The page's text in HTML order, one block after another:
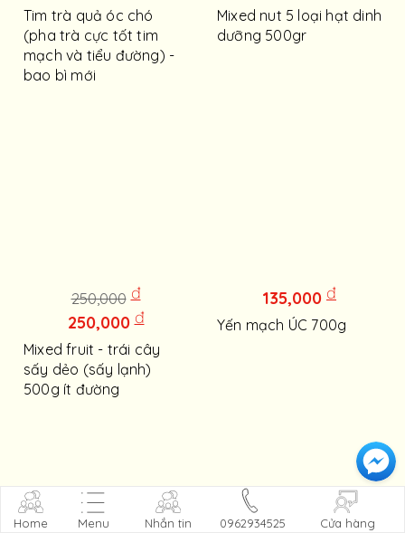
Tim trà quả óc chó
(pha trà cực tốt tim
mạch và tiểu đường) -
bao bì mới
Mixed nut 5 loại hạt dinh
dưỡng 500gr
250,000 đ
250,000 đ
Mixed fruit - trái cây
sấy dẻo (sấy lạnh)
500g ít đường
135,000 đ
Yến mạch ÚC 700g
Home Menu Nhắn tin 0962934525 Cửa hàng